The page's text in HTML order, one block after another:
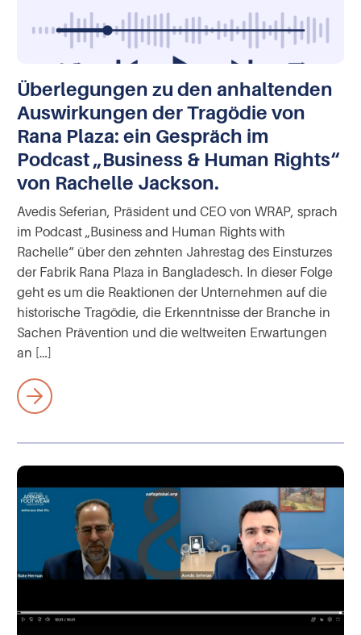
Überlegungen zu den anhaltenden
Auswirkungen der Tragödie von
Rana Plaza: ein Gespräch im
Podcast „Business & Human Rights“
von Rachelle Jackson.
Avedis Seferian, Präsident und CEO von WRAP, sprach
im Podcast „Business and Human Rights with
Rachelle“ über den zehnten Jahrestag des Einsturzes
der Fabrik Rana Plaza in Bangladesch. In dieser Folge
geht es um die Reaktionen der Unternehmen auf die
historische Tragödie, die Erkenntnisse der Branche in
Sachen Prävention und die weltweiten Erwartungen
an […]